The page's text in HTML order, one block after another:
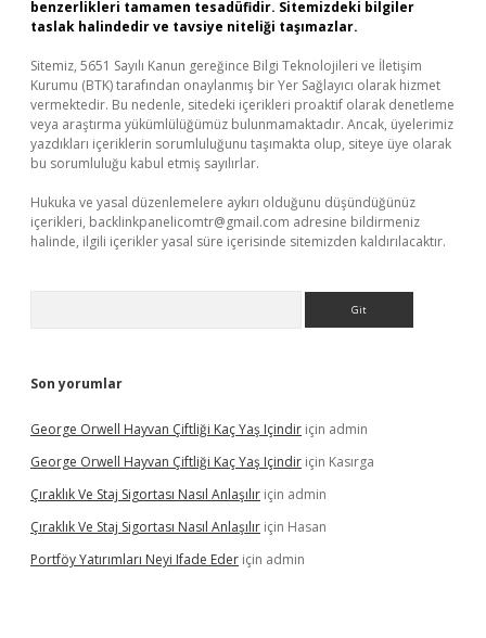
benzerlikleri tamamen tesadüfidir. Sitemizdeki bilgiler
taslak halindedir ve tavsiye niteliği taşımazlar.
Sitemiz, 5651 Sayılı Kanun gereğince Bilgi Teknolojileri ve İletişim
Kurumu (BTK) tarafından onaylanmış bir Yer Sağlayıcı olarak hizmet
vermektedir. Bu nedenle, sitedeki içerikleri proaktif olarak denetleme
veya araştırma yükümlülüğümüz bulunmamaktadır. Ancak, üyelerimiz
yazdıkları içeriklerin sorumluluğunu taşımakta olup, siteye üye olarak
bu sorumluluğu kabul etmiş sayılırlar.
Hukuka ve yasal düzenlemelere aykırı olduğunu düşündüğünüz
içerikleri, backlinkpanelicomtr@gmail.com adresine bildirmeniz
halinde, ilgili içerikler yasal süre içerisinde sitemizden kaldırılacaktır.
Son yorumlar
George Orwell Hayvan Çiftliği Kaç Yaş Içindir için admin
George Orwell Hayvan Çiftliği Kaç Yaş Içindir için Kasırga
Çıraklık Ve Staj Sigortası Nasıl Anlaşılır için admin
Çıraklık Ve Staj Sigortası Nasıl Anlaşılır için Hasan
Portföy Yatırımları Neyi Ifade Eder için admin